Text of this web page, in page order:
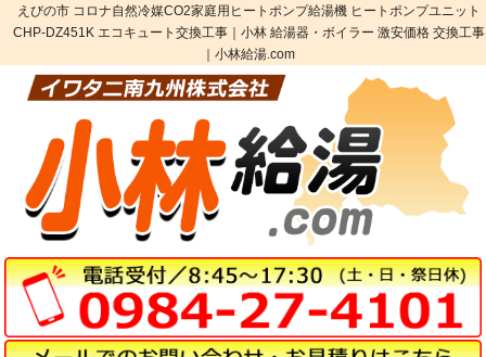
えびの市 コロナ自然冷媒CO2家庭用ヒートポンプ給湯機 ヒートポンプユニット
CHP-DZ451K エコキュート交換工事｜小林 給湯器・ボイラー 激安価格 交換工事
｜小林給湯.com